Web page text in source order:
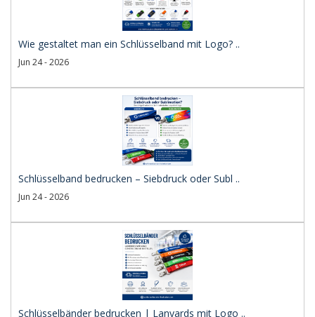
Wie gestaltet man ein Schlüsselband mit Logo? ..
Jun 24 - 2026
Schlüsselband bedrucken – Siebdruck oder Subl ..
Jun 24 - 2026
Schlüsselbänder bedrucken | Lanyards mit Logo ..